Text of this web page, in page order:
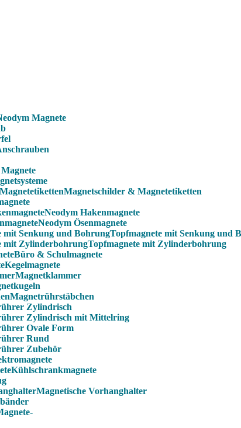
Magnete
Magnetschilder & Magnetetiketten
Neodym Hakenmagnete
Neodym Ösenmagnete
Topfmagnete mit Senkung und
Topfmagnete mit Zylinderbohrung
Büro & Schulmagnete
Kegelmagnete
Magnetklammer
Magnetrührstäbchen
Zylindrisch
Zylindrisch mit Mittelring
Ovale Form
Rund
Zubehör
Kühlschrankmagnete
Magnetische Vorhanghalter